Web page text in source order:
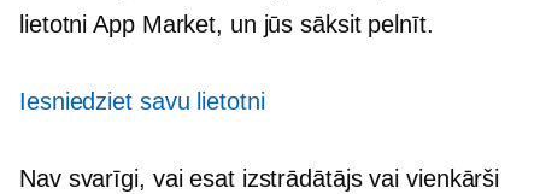
lietotni App Market, un jūs sāksit pelnīt.
Iesniedziet savu lietotni
Nav svarīgi, vai esat izstrādātājs vai vienkārši